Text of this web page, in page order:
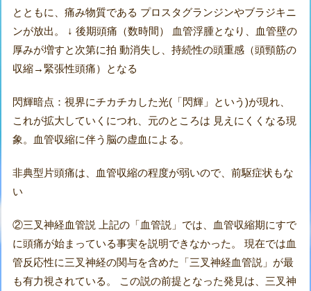
とともに、痛み物質である プロスタグランジンやブラジキニ
ンが放出。 ↓ 後期頭痛（数時間） 血管浮腫となり、血管壁の
厚みが増すと次第に拍 動消失し、持続性の頭重感（頭頸筋の
収縮→緊張性頭痛）となる
閃輝暗点：視界にチカチカした光(「閃輝」という)が現れ、
これが拡大していくにつれ、元のところは 見えにくくなる現
象。血管収縮に伴う脳の虚血による。
非典型片頭痛は、血管収縮の程度が弱いので、前駆症状もな
い
②三叉神経血管説 上記の「血管説」では、血管収縮期にすで
に頭痛が始まっている事実を説明できなかった。 現在では血
管反応性に三叉神経の関与を含めた「三叉神経血管説」が最
も有力視されている。 この説の前提となった発見は、三叉神